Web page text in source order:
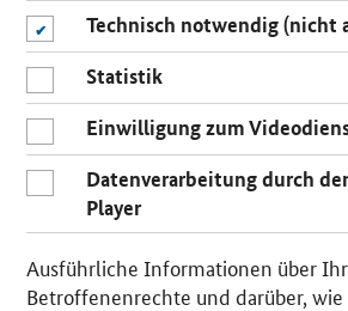
Technisch notwendig (nicht
Statistik
Einwilligung zum
Datenverarbeitung durch
Player
Ausführliche Informationen über
Betroffenenrechte und darüber,